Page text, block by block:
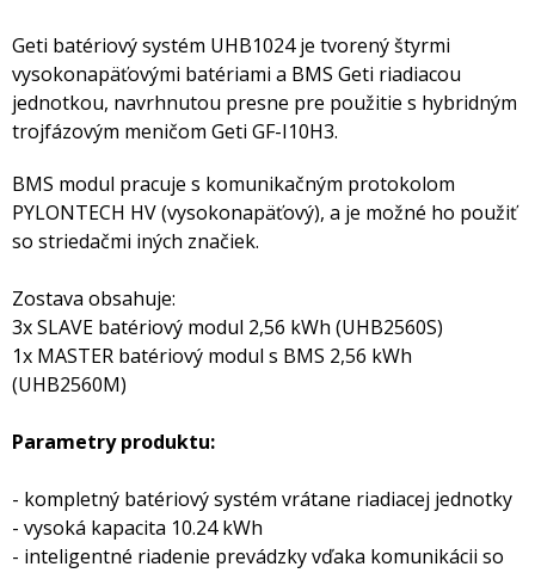
Geti batériový systém UHB1024 je tvorený štyrmi
vysokonapäťovými batériami a BMS Geti riadiacou
jednotkou, navrhnutou presne pre použitie s hybridným
trojfázovým meničom Geti GF-I10H3.
BMS modul pracuje s komunikačným protokolom
PYLONTECH HV (vysokonapäťový), a je možné ho použiť
so striedačmi iných značiek.
Zostava obsahuje:
3x SLAVE batériový modul 2,56 kWh (UHB2560S)
1x MASTER batériový modul s BMS 2,56 kWh
(UHB2560M)
Parametry produktu:
- kompletný batériový systém vrátane riadiacej jednotky
- vysoká kapacita 10.24 kWh
- inteligentné riadenie prevádzky vďaka komunikácii so